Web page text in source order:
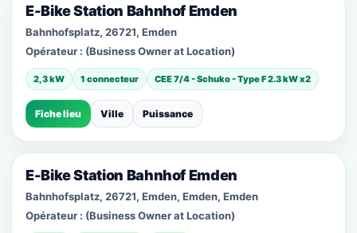
E-Bike Station Bahnhof Emden
Bahnhofsplatz, 26721, Emden
Opérateur : (Business Owner at Location)
2,3 kW 1 connecteur CEE 7/4 - Schuko - Type F 2.3 kW x2
Fiche lieu Ville Puissance
E-Bike Station Bahnhof Emden
Bahnhofsplatz, 26721, Emden, Emden, Emden
Opérateur : (Business Owner at Location)